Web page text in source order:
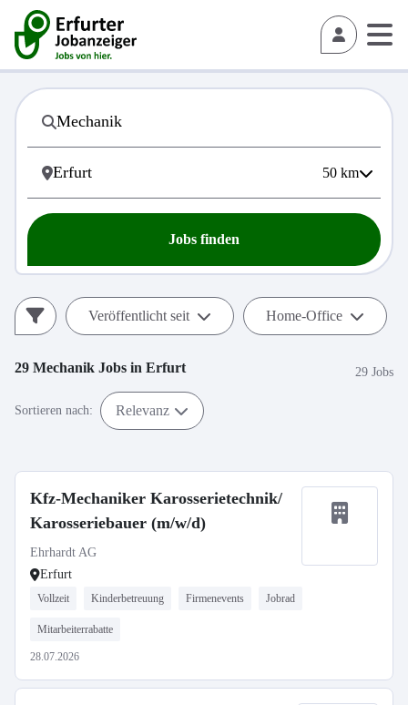
50 km
Jobs finden
Veröffentlicht seit Home-Office
29 Mechanik Jobs in Erfurt 29 Jobs
Sortieren nach: Relevanz
Kfz-Mechaniker Karosserietechnik/
Karosseriebauer (m/w/d)
Ehrhardt AG
Erfurt
Vollzeit Kinderbetreuung Firmenevents Jobrad
Mitarbeiterrabatte
28.07.2026